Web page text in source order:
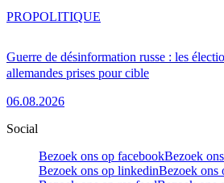
Guerre de désinformation russe : les
allemandes prises pour cible
06.08.2026
PROPOLITIQUE
Social
Bezoek ons op facebookBezoek
Bezoek ons op linkedinBezoek ons